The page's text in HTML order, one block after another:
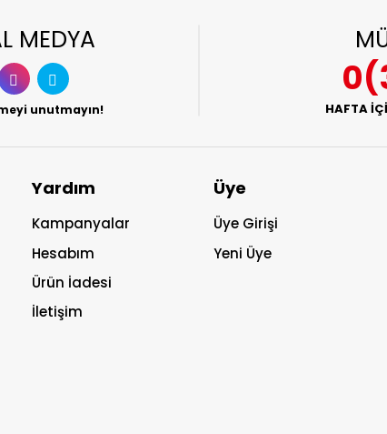
MEDYA
unutmayın! HAFTA
Yardım
Kampanyalar
Hesabım
Ürün İadesi
İletişim
Üye
Üye Girişi
Yeni Üye